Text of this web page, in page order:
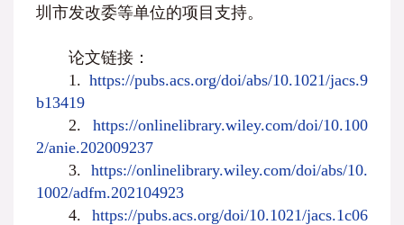
圳市发改委等单位的项目支持。
论文链接：
1. https://pubs.acs.org/doi/abs/10.1021/jacs.9
b13419
2. https://onlinelibrary.wiley.com/doi/10.100
2/anie.202009237
3. https://onlinelibrary.wiley.com/doi/abs/10.
1002/adfm.202104923
4. https://pubs.acs.org/doi/10.1021/jacs.1c06